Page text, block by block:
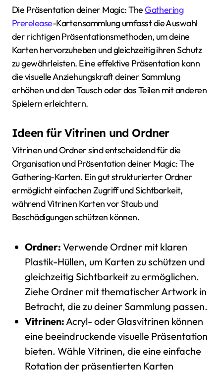
Die Präsentation deiner Magic: TheGathering
Prerelease-Kartensammlung umfasst die Auswahl
der richtigen Präsentationsmethoden, um deine
Karten hervorzuheben und gleichzeitig ihren Schutz
zu gewährleisten. Eine effektive Präsentation kann
die visuelle Anziehungskraft deiner Sammlung
erhöhen und den Tausch oder das Teilen mit anderen
Spielern erleichtern.
Ideen für Vitrinen und Ordner
Vitrinen und Ordner sind entscheidend für die
Organisation und Präsentation deiner Magic: The
Gathering-Karten. Ein gut strukturierter Ordner
ermöglicht einfachen Zugriff und Sichtbarkeit,
während Vitrinen Karten vor Staub und
Beschädigungen schützen können.
Ordner: Verwende Ordner mit klaren
Plastik-Hüllen, um Karten zu schützen und
gleichzeitig Sichtbarkeit zu ermöglichen.
Ziehe Ordner mit thematischer Artwork in
Betracht, die zu deiner Sammlung passen.
Vitrinen:Acryl- oder Glasvitrinen können
eine beeindruckende visuelle Präsentation
bieten. Wähle Vitrinen, die eine einfache
Rotation der präsentierten Karten